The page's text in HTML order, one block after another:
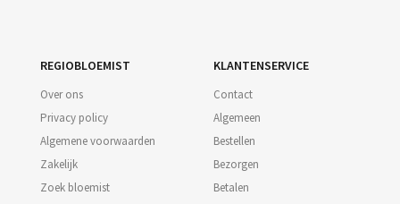
REGIOBLOEMIST
Over ons
Privacy policy
Algemene voorwaarden
Zakelijk
Zoek bloemist
KLANTENSERVICE
Contact
Algemeen
Bestellen
Bezorgen
Betalen